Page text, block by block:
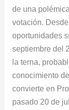
de una
votación.
oportunidades
septiembre del
la terna,
conocimiento
convierte en
pasado 20 de